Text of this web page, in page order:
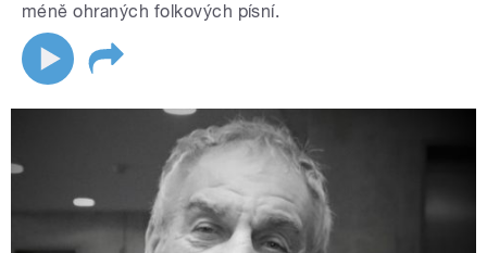
méně ohraných folkových písní.